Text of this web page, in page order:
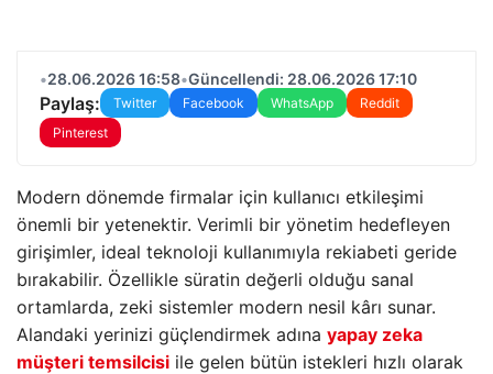
•28.06.2026 16:58•Güncellendi: 28.06.2026 17:10
Paylaş: Twitter Facebook WhatsApp
Reddit
Pinterest
Modern dönemde firmalar için kullanıcı etkileşimi
önemli bir yetenektir. Verimli bir yönetim hedefleyen
girişimler, ideal teknoloji kullanımıyla rekiabeti geride
bırakabilir. Özellikle süratin değerli olduğu sanal
ortamlarda, zeki sistemler modern nesil kârı sunar.
Alandaki yerinizi güçlendirmek adına yapay zeka
müşteri temsilcisi ile gelen bütün istekleri hızlı olarak